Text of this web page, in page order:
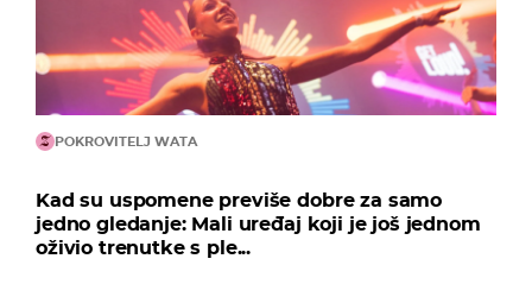
POKROVITELJ WATA
Kad su uspomene previše dobre za samo
jedno gledanje: Mali uređaj koji je još jednom
oživio trenutke s ple...